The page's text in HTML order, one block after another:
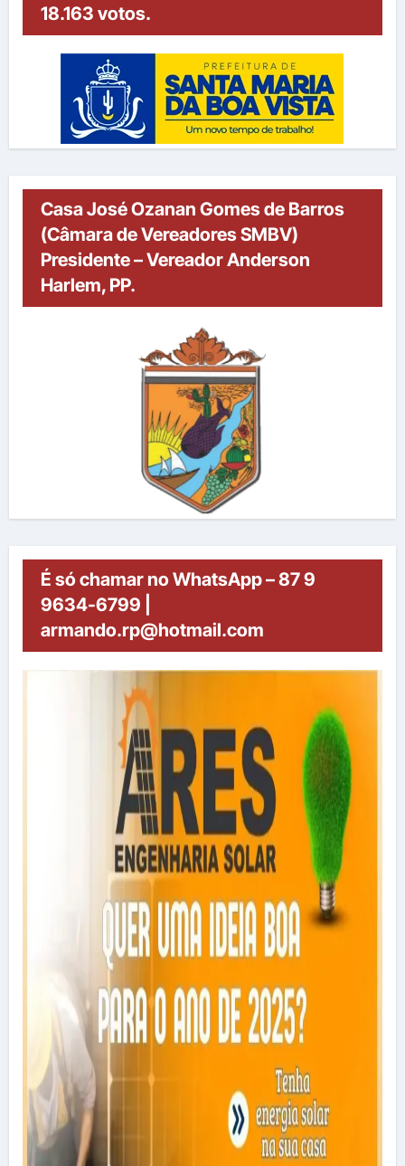
18.163 votos.
Casa José Ozanan Gomes de Barros
(Câmara de Vereadores SMBV)
Presidente – Vereador Anderson
Harlem, PP.
É só chamar no WhatsApp – 87 9
9634-6799 |
armando.rp@hotmail.com